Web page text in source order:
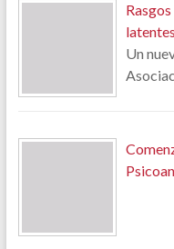
latentes
Un